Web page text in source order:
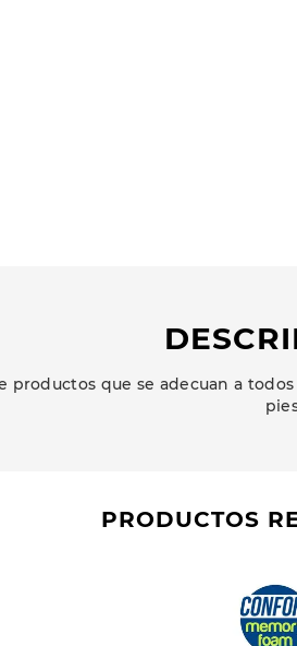
productos que se adecuan a
PRODUCTOS